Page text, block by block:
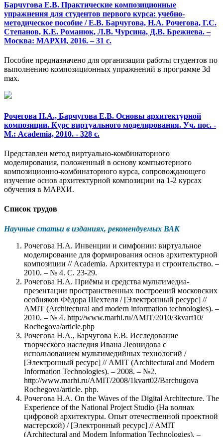
Барчугова Е.В. Практические композиционные
упражнения для студентов первого курса: учебно-
методическое пособие / Е.В. Барчугова, Н.А. Рочегова, Г.С.
Степанов, К.Е. Романюк, Л.В. Чурсина, Д.В. Брежнева. –
Москва: МАРХИ, 2016. – 31 с.
Пособие предназначено для организации работы студентов по
выполнению композиционных упражнений в программе 3d
max.
Рочегова Н.А., Барчугова Е.В. Основы архитектурной
композиции. Курс виртуального моделирования. Уч. пос. -
М.: Academia, 2010. - 328 с.
Представлен метод виртуально-комбинаторного
моделирования, положенный в основу компьютерного
композиционно-комбинаторного курса, сопровождающего
изучение основ архитектурной композиции на 1-2 курсах
обучения в МАРХИ.
Список трудов
Научные статьи в изданиях, рекомендуемых ВАК
Рочегова Н.А. Инвенции и симфонии: виртуальное
моделирование для формирования основ архитектурной
композиции // Academia. Архитектура и строительство. –
2010. – № 4. С. 23-29.
Рочегова Н.А. Приёмы и средства мультимедиа-
презентации пространственных построений московских
особняков Фёдора Шехтеля / [Электронный ресурс] //
AMIT (Architectural and modern information technologies). –
2010. – № 4. http://www.marhi.ru/AMIT/2010/3kvart10/
Rochegova/article.php
Рочегова Н.А., Барчугова Е.В. Исследование
творческого наследия Ивана Леонидова с
использованием мультимедийных технологий /
[Электронный ресурс] // AMIT (Architectural and Modern
Information Technologies). – 2008. – №2.
http://www.marhi.ru/AMIT/2008/1kvart02/Barchugova
Rochegova/article. php.
Рочегова Н.А. On the Waves of the Digital Architecture. The
Experience of the National Project Studio (На волнах
цифровой архитектуры. Опыт отечественной проектной
мастерской) / [Электронный ресурс] // AMIT
(Architectural and Modern Information Technologies). –